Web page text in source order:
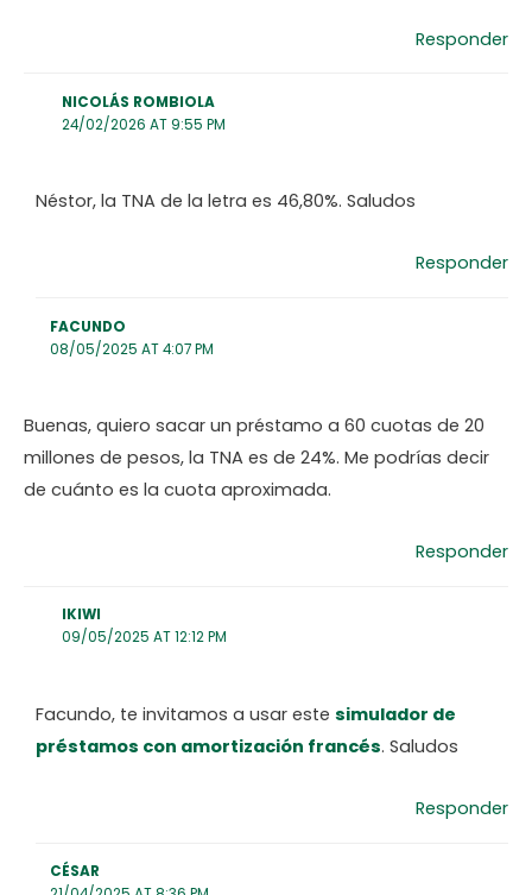
Responder
NICOLÁS ROMBIOLA
24/02/2026 AT 9:55 PM
Néstor, la TNA de la letra es 46,80%. Saludos
Responder
FACUNDO
08/05/2025 AT 4:07 PM
Buenas, quiero sacar un préstamo a 60 cuotas de 20
millones de pesos, la TNA es de 24%. Me podrías decir
de cuánto es la cuota aproximada.
Responder
IKIWI
09/05/2025 AT 12:12 PM
Facundo, te invitamos a usar este simulador de
préstamos con amortización francés. Saludos
Responder
CÉSAR